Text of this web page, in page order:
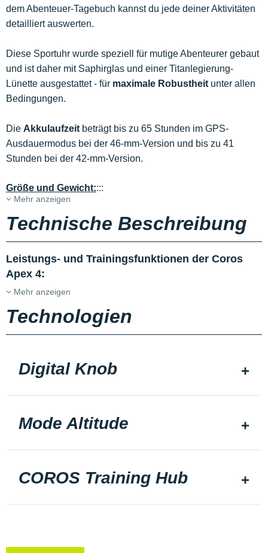
dem Abenteuer-Tagebuch kannst du jede deiner Aktivitäten
detailliert auswerten.
Diese Sportuhr wurde speziell für mutige Abenteurer gebaut
und ist daher mit Saphirglas und einer Titanlegierung-
Lünette ausgestattet - für maximale Robustheit unter allen
Bedingungen.
Die Akkulaufzeit beträgt bis zu 65 Stunden im GPS-
Ausdauermodus bei der 46-mm-Version und bis zu 41
Stunden bei der 42-mm-Version.
Größe und Gewicht::::
Mehr anzeigen
Technische Beschreibung
Leistungs- und Trainingsfunktionen der Coros
Apex 4:
Mehr anzeigen
Technologien
Digital Knob
Mode Altitude
COROS Training Hub